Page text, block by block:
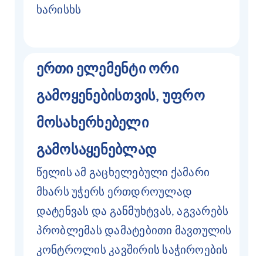
ხარისხს
ერთი ელემენტი ორი
გამოყენებისთვის, უფრო
მოსახერხებელი
გამოსაყენებლად
წელის ამ გაცხელებული ქამარი
მხარს უჭერს ერთდროულად
დატენვას და განმუხტვას, აგვარებს
პრობლემას დამატებითი მავთულის
კონტროლის კავშირის საჭიროების